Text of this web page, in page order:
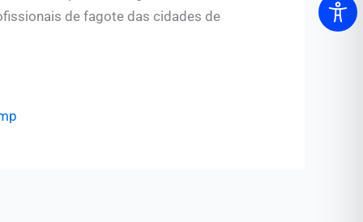
de fagote das cidades de